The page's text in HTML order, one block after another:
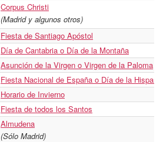
Corpus Christi
(Madrid y algunos otros)
Fiesta de Santiago Apóstol
Día de Cantabria o Día de la Montaña
Asunción de la Virgen o Virgen de la Paloma
Fiesta Nacional de España o Día de la
Horario de Invierno
Fiesta de todos los Santos
Almudena
(Sólo Madrid)